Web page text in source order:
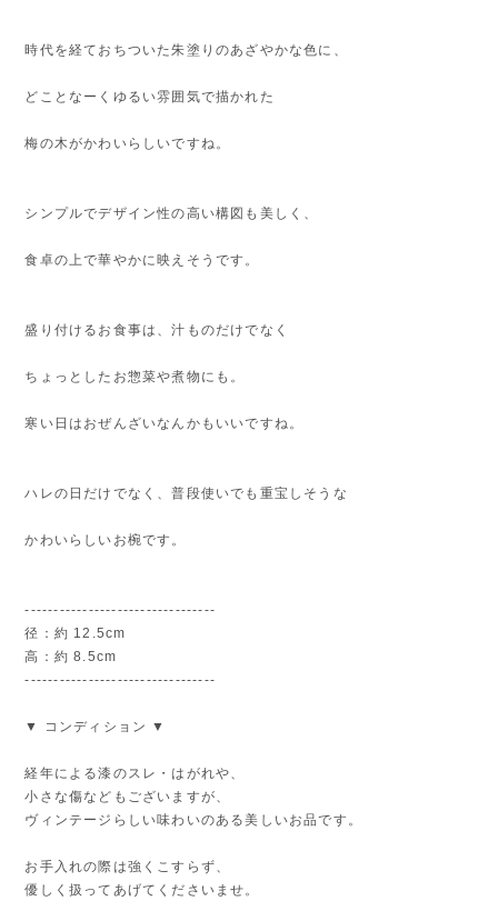
時代を経ておちついた朱塗りのあざやかな色に、
どことなーくゆるい雰囲気で描かれた
梅の木がかわいらしいですね。
シンプルでデザイン性の高い構図も美しく、
食卓の上で華やかに映えそうです。
盛り付けるお食事は、汁ものだけでなく
ちょっとしたお惣菜や煮物にも。
寒い日はおぜんざいなんかもいいですね。
ハレの日だけでなく、普段使いでも重宝しそうな
かわいらしいお椀です。
---------------------------------
径：約 12.5cm
高：約 8.5cm
---------------------------------
▼ コンディション ▼
経年による漆のスレ・はがれや、
小さな傷などもございますが、
ヴィンテージらしい味わいのある美しいお品です。
お手入れの際は強くこすらず、
優しく扱ってあげてくださいませ。